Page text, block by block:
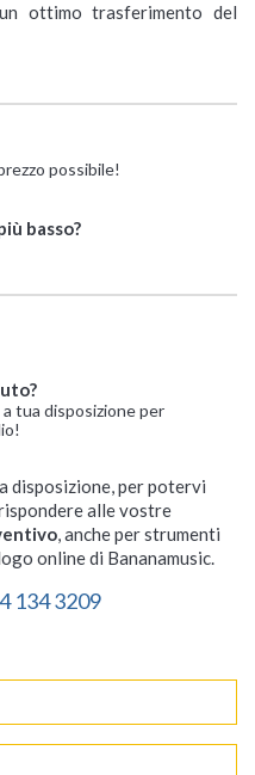
ottimo trasferimento del
possibile!
basso?
tua disposizione per
disposizione, per potervi
alle vostre
, anche per strumenti
online di Bananamusic.
134 3209